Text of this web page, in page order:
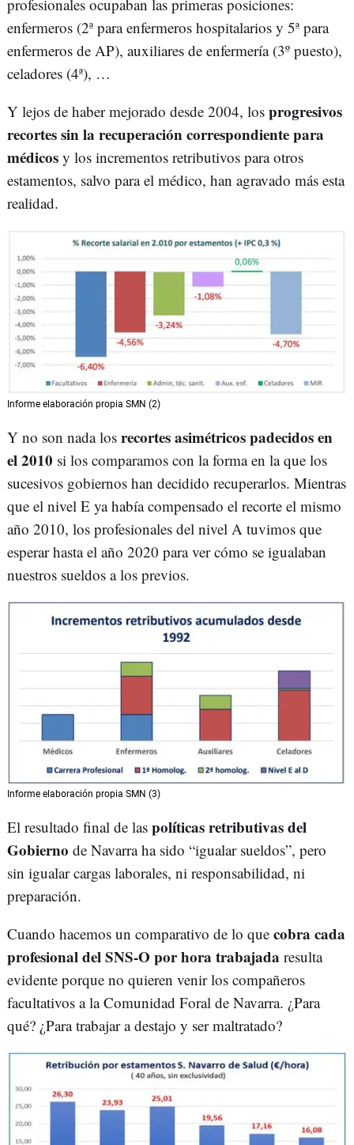
profesionales ocupaban las primeras posiciones:
enfermeros (2ª para enfermeros hospitalarios y 5ª para
enfermeros de AP), auxiliares de enfermería (3º puesto),
celadores (4ª), …
Y lejos de haber mejorado desde 2004, los progresivos
recortes sin la recuperación correspondiente para
médicos y los incrementos retributivos para otros
estamentos, salvo para el médico, han agravado más esta
realidad.
Informe elaboración propia SMN (2)
Y no son nada los recortes asimétricos padecidos en
el 2010 si los comparamos con la forma en la que los
sucesivos gobiernos han decidido recuperarlos. Mientras
que el nivel E ya había compensado el recorte el mismo
año 2010, los profesionales del nivel A tuvimos que
esperar hasta el año 2020 para ver cómo se igualaban
nuestros sueldos a los previos.
Informe elaboración propia SMN (3)
El resultado final de las políticas retributivas del
Gobierno de Navarra ha sido “igualar sueldos”, pero
sin igualar cargas laborales, ni responsabilidad, ni
preparación.
Cuando hacemos un comparativo de lo que cobra cada
profesional del SNS-O por hora trabajada resulta
evidente porque no quieren venir los compañeros
facultativos a la Comunidad Foral de Navarra. ¿Para
qué? ¿Para trabajar a destajo y ser maltratado?